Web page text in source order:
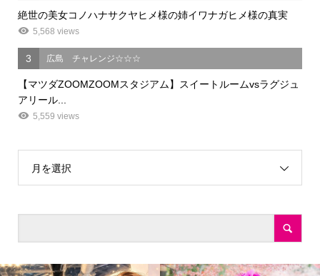
絶世の美女コノハナサクヤヒメ様の姉イワナガヒメ様の真実
5,568 views
3 広島 チャレンジ☆☆☆
【マツダZOOMZOOMスタジアム】スイートルームvsラグジュ
アリール...
5,559 views
月を選択